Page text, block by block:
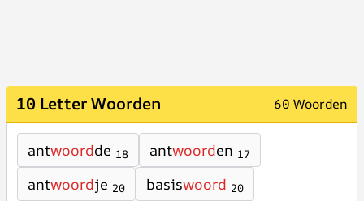
10 Letter Woorden 60 Woorden
antwoordde 18 antwoorden 17
antwoordje 20 basiswoord 20